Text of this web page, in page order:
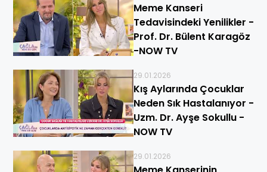
Meme Kanseri
Tedavisindeki Yenilikler -
Prof. Dr. Bülent Karagöz
-NOW TV
29.01.2026
Kış Aylarında Çocuklar
Neden Sık Hastalanıyor -
Uzm. Dr. Ayşe Sokullu -
NOW TV
29.01.2026